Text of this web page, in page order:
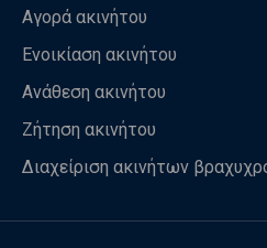
Αγορά ακινήτου
Ενοικίαση ακινήτου
Ανάθεση ακινήτου
Ζήτηση ακινήτου
Διαχείριση ακινήτων